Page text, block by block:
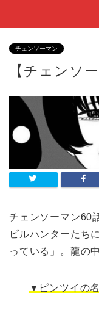
チェンソーマン
【チェンソ
チェンソーマン60
ビルハンターたち
っている」。龍の
▼ピンツイの